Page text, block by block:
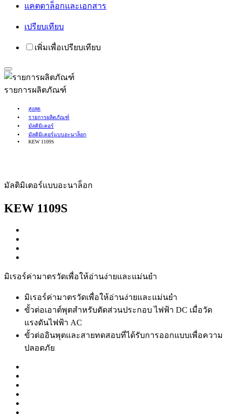
แคตตาล็อกและเอกสาร
เปรียบเทียบ
รายการผลิตภัณฑ์
สูงสุด
รายการผลิตภัณฑ์
มัลติมิเตอร์
มัลติมิเตอร์แบบอะนาล็อก
KEW 1109S
มัลติมิเตอร์แบบอะนาล็อก
KEW 1109S
มิเรอร์ค่ามาตรวัดเพื่อให้อ่านง่ายและแม่นยำ
มิเรอร์ค่ามาตรวัดเพื่อให้อ่านง่ายและแม่นยำ
ขั้วต่อเอาต์พุตสำหรับตัดส่วนประกอบ ไฟฟ้า DC เมื่อวัด
แรงดันไฟฟ้า AC
ขั้วต่ออินพุตและสายทดสอบที่ได้รับการออกแบบเพื่อความ
ปลอดภัย